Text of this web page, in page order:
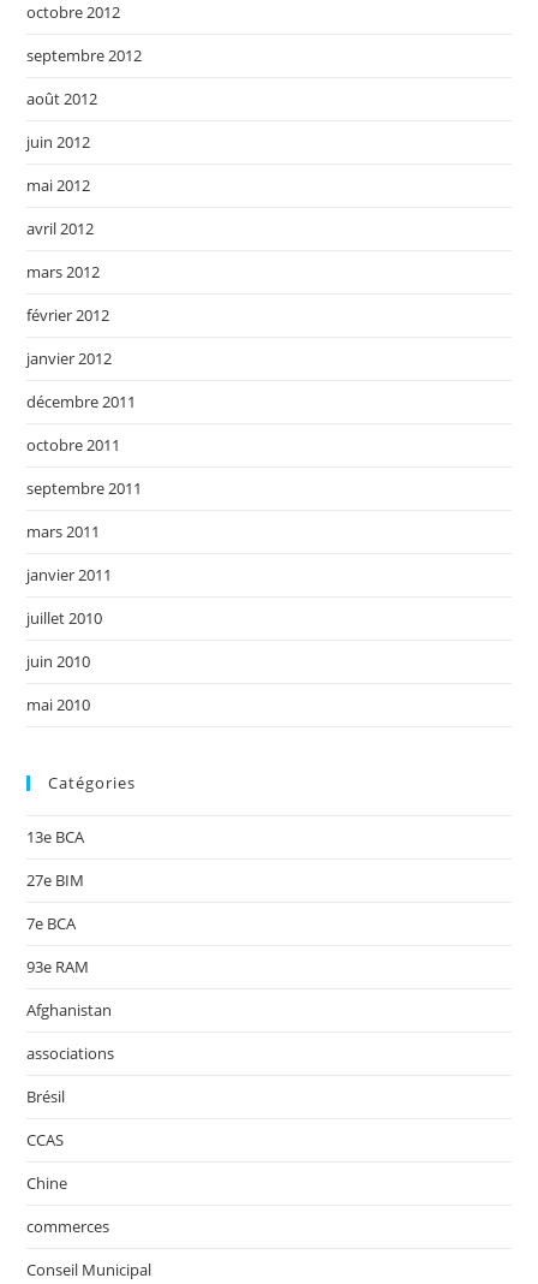
octobre 2012
septembre 2012
août 2012
juin 2012
mai 2012
avril 2012
mars 2012
février 2012
janvier 2012
décembre 2011
octobre 2011
septembre 2011
mars 2011
janvier 2011
juillet 2010
juin 2010
mai 2010
Catégories
13e BCA
27e BIM
7e BCA
93e RAM
Afghanistan
associations
Brésil
CCAS
Chine
commerces
Conseil Municipal